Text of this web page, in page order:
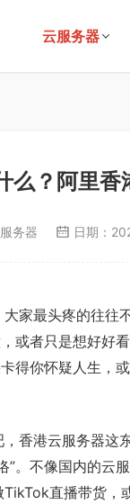
云服务器
么？阿里香
务器 日期：
家最头疼的往
或者只是想好
得你怀疑人生
，香港云服务器这
”。不像国内的
直播带货